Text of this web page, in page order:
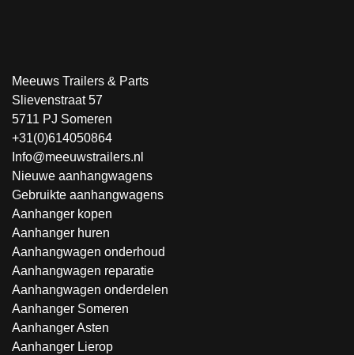
Meeuws Trailers & Parts
Slievenstraat 57
5711 PJ Someren
+31(0)614050864
Info@meeuwstrailers.nl
Nieuwe aanhangwagens
Gebruikte aanhangwagens
Aanhanger kopen
Aanhanger huren
Aanhangwagen onderhoud
Aanhangwagen reparatie
Aanhangwagen onderdelen
Aanhanger Someren
Aanhanger Asten
Aanhanger Lierop